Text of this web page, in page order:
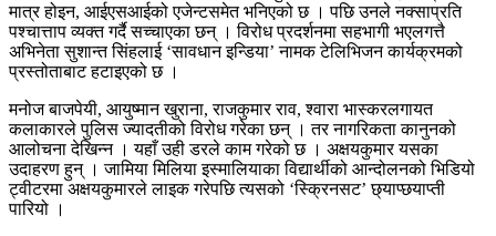
मात्र होइन, आईएसआईको एजेन्टसमेत भनिएको छ । पछि उनले नक्साप्रति
पश्चात्ताप व्यक्त गर्दै सच्चाएका छन् । विरोध प्रदर्शनमा सहभागी भएलगत्तै
अभिनेता सुशान्त सिंहलाई ‘सावधान इन्डिया’ नामक टेलिभिजन कार्यक्रमको
प्रस्तोताबाट हटाइएको छ ।
मनोज बाजपेयी, आयुष्मान खुराना, राजकुमार राव, श्वारा भास्करलगायत
कलाकारले पुलिस ज्यादतीको विरोध गरेका छन् । तर नागरिकता कानुनको
आलोचना देखिन्न । यहाँ उही डरले काम गरेको छ । अक्षयकुमार यसका
उदाहरण हुन् । जामिया मिलिया इस्मालियाका विद्यार्थीको आन्दोलनको भिडियो
ट्वीटरमा अक्षयकुमारले लाइक गरेपछि त्यसको ‘स्क्रिनसट’ छ्याप्छयाप्ती
पारियो ।